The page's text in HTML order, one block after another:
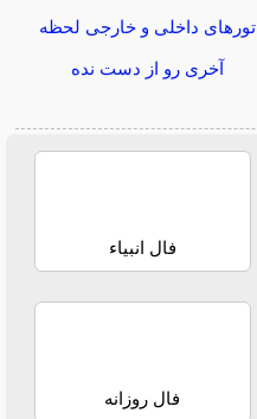
تورهای داخلی و خارجی لحظه
آخری رو از دست نده
فال انبیاء
فال روزانه